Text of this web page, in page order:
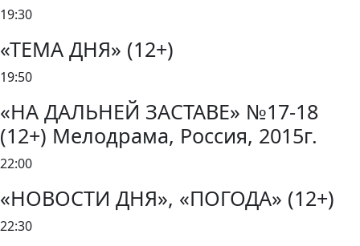
19:30
«ТЕМА ДНЯ» (12+)
19:50
«НА ДАЛЬНЕЙ ЗАСТАВЕ» №17-18
(12+) Мелодрама, Россия, 2015г.
22:00
«НОВОСТИ ДНЯ», «ПОГОДА» (12+)
22:30